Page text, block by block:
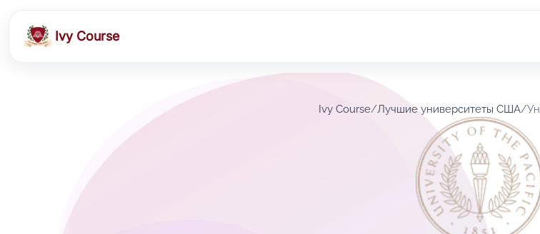
Ivy Course
Ivy Course/Лучшие университеты США/